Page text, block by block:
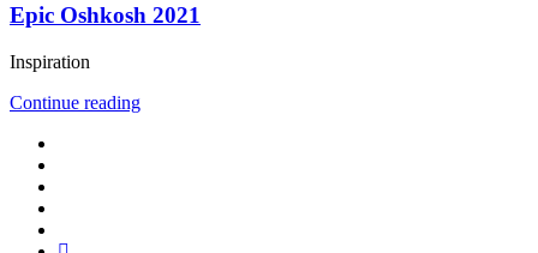
Epic Oshkosh 2021
Inspiration
Continue reading